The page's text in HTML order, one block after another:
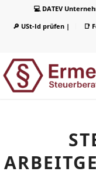
💻 DATEV
🔎 USt-Id prüfen |
📑